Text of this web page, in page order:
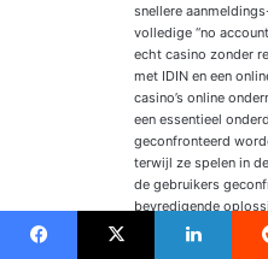
snellere
volledige “no
echt casino zonder
met IDIN en een
casino’s online
een essentieel
geconfronteerd
terwijl ze spelen in
de gebruikers
bevredigende
spelen op een
https://